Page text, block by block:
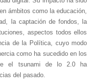
ámbitos como la educación,
la captación de fondos, la
aspectos todos ellos
de la Política, cuyo modo
como ha sucedido en los
el tsunami de lo 2.0 ha
del pasado.